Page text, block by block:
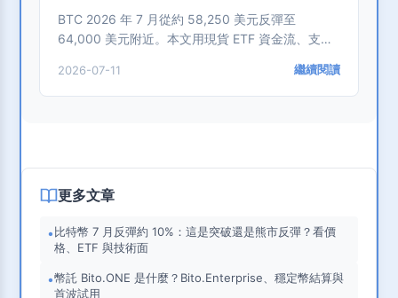
BTC 2026 年 7 月從約 58,250 美元反彈至
64,000 美元附近。本文用現貨 ETF 資金流、支撐
彈。
2026-07-11 繼續閱讀
更多文章
•比特幣 7 月反彈約 10%：這是突破還是熊市反彈？看價
格、ETF 與技術面
•幣託 Bito.ONE 是什麼？Bito.Enterprise、穩定幣結算與
首波試用